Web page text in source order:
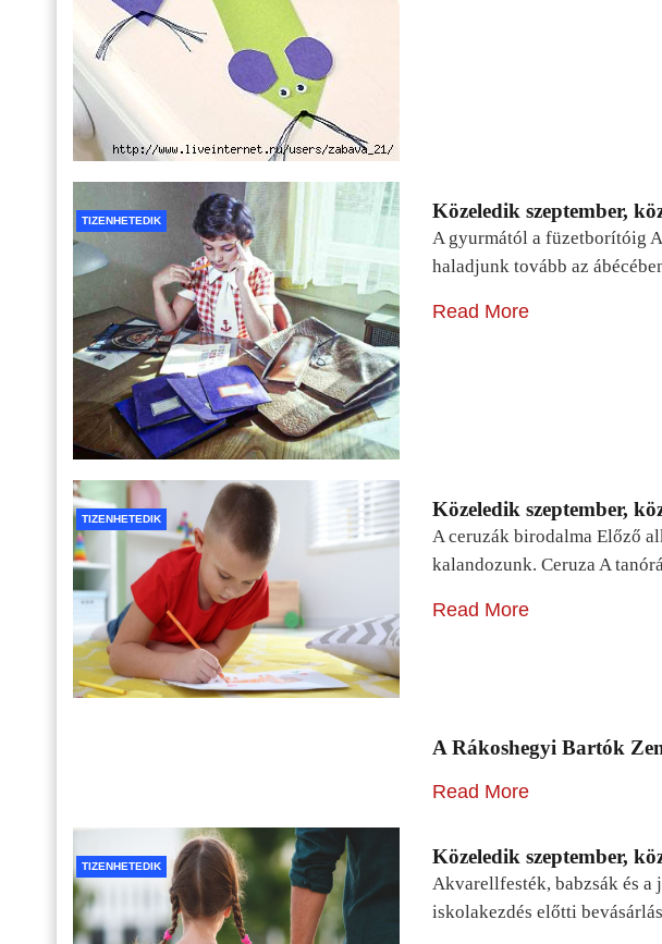
TIZENHETEDIK Közeledik szeptember,
A gyurmától a füzetborítóig
haladjunk tovább az
Read More
TIZENHETEDIK Közeledik szeptember,
A ceruzák birodalma Előző
kalandozunk. Ceruza A
Read More
A Rákoshegyi Bartók
Read More
TIZENHETEDIK Közeledik szeptember,
Akvarellfesték, babzsák és
iskolakezdés előtti